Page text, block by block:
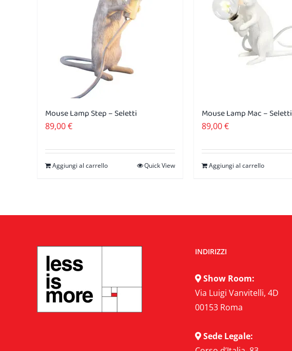
Mouse Lamp Step – Seletti
89,00€
Aggiungi al carrello Quick View
Mouse Lamp Mac – Seletti
89,00€
Aggiungi al carrello
INDIRIZZI
Show Room:
Via Luigi Vanvitelli, 4D
00153 Roma
Sede Legale: